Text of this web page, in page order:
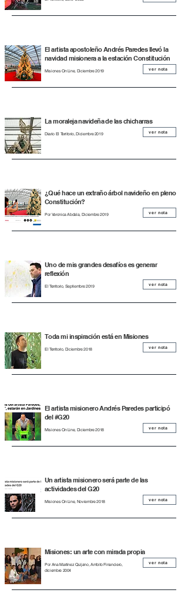
El artista apostoleño Andrés Paredes llevó la
navidad misionera a la estación Constitución
Misiones On Line, Diciembre 2019 ver nota
La moraleja navideña de las chicharras
Diario El Territorio, Diciembre 2019 ver nota
¿Qué hace un extraño árbol navideño en pleno
Constitución?
Por Veronica Abdala, Diciembre 2019 ver nota
Uno de mis grandes desafíos es generar
reflexión
El Territorio, Septiembre 2019 ver nota
Toda mi inspiración está en Misiones
El Territorio, Diciembre 2018 ver nota
El artista misionero Andrés Paredes participó
del #G20
Misiones On Line, Diciembre 2018 ver nota
Un artista misionero será parte de las
actividades del G20
Misiones On Line, Noviembre 2018 ver nota
Misiones: un arte con mirada propia
Por Ana Martinez Quijano, Ambito Financiero,
diciembre 2004
ver nota